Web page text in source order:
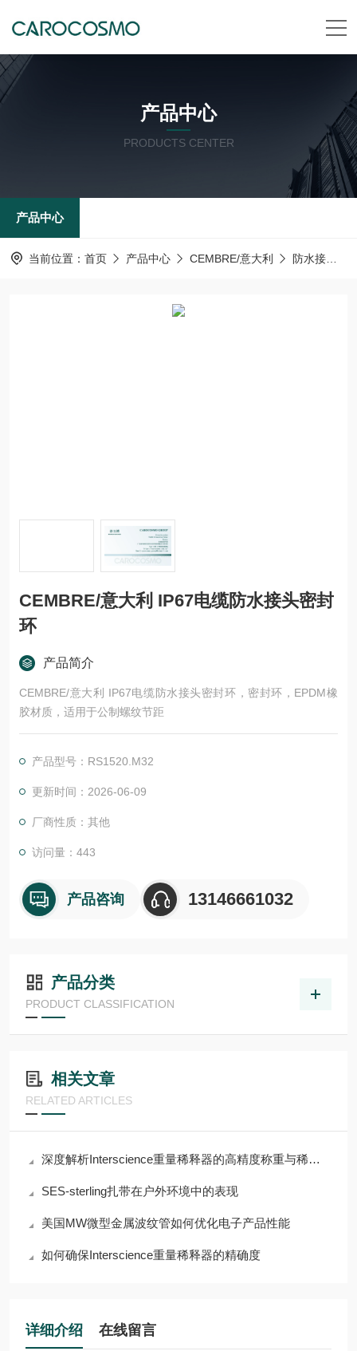
产品中心
PRODUCTS CENTER
产品中心
当前位置： 首页 产品中心 CEMBRE/意大利 防水接头
CEMBRE/意大利 IP67电缆防水接头密封
环
产品简介
CEMBRE/意大利 IP67电缆防水接头密封环，密封环，EPDM橡
胶材质，适用于公制螺纹节距
产品型号：RS1520.M32
更新时间：2026-06-09
厂商性质：其他
访问量：443
产品咨询 13146661032
产品分类
PRODUCT CLASSIFICATION
相关文章
RELATED ARTICLES
深度解析Interscience重量稀释器的高精度称重与稀释功能
SES-sterling扎带在户外环境中的表现
美国MW微型金属波纹管如何优化电子产品性能
如何确保Interscience重量稀释器的精确度
详细介绍 在线留言